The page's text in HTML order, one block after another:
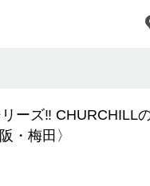
リーズ‼︎ CHURCHILL
・梅田〉